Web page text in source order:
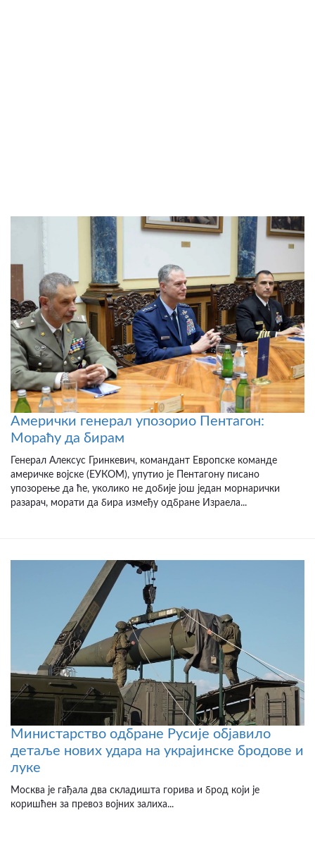
Амерички генерал упозорио Пентагон:
Мораћу да бирам
Генерал Алексус Гринкевич, командант Европске команде
америчке војске (ЕУКОМ), упутио је Пентагону писано
упозорење да ће, уколико не добије још један морнарички
разарач, морати да бира између одбране Израела...
Министарство одбране Русије објавило
детаље нових удара на украјинске бродове и
луке
Москва је гађала два складишта горива и брод који је
коришћен за превоз војних залиха...